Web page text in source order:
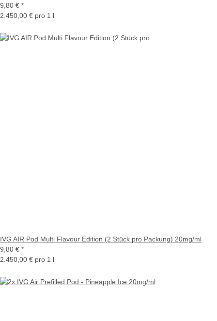
9,80 € *
2.450,00 € pro 1 l
IVG AIR Pod Multi Flavour Edition (2 Stück pro Packung) 20mg/ml
9,80 € *
2.450,00 € pro 1 l